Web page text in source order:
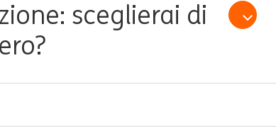
sceglierai di
Open /